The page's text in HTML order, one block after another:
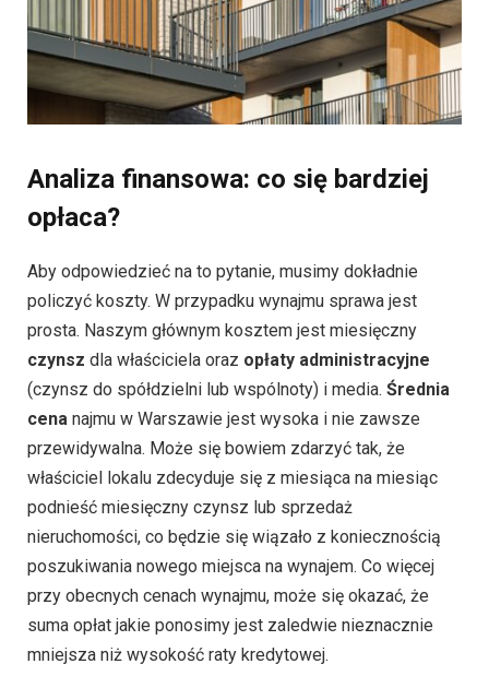
Analiza finansowa: co się bardziej
opłaca?
Aby odpowiedzieć na to pytanie, musimy dokładnie
policzyć koszty. W przypadku wynajmu sprawa jest
prosta. Naszym głównym kosztem jest miesięczny
czynsz dla właściciela oraz opłaty administracyjne
(czynsz do spółdzielni lub wspólnoty) i media. Średnia
cena najmu w Warszawie jest wysoka i nie zawsze
przewidywalna. Może się bowiem zdarzyć tak, że
właściciel lokalu zdecyduje się z miesiąca na miesiąc
podnieść miesięczny czynsz lub sprzedaż
nieruchomości, co będzie się wiązało z koniecznością
poszukiwania nowego miejsca na wynajem. Co więcej
przy obecnych cenach wynajmu, może się okazać, że
suma opłat jakie ponosimy jest zaledwie nieznacznie
mniejsza niż wysokość raty kredytowej.